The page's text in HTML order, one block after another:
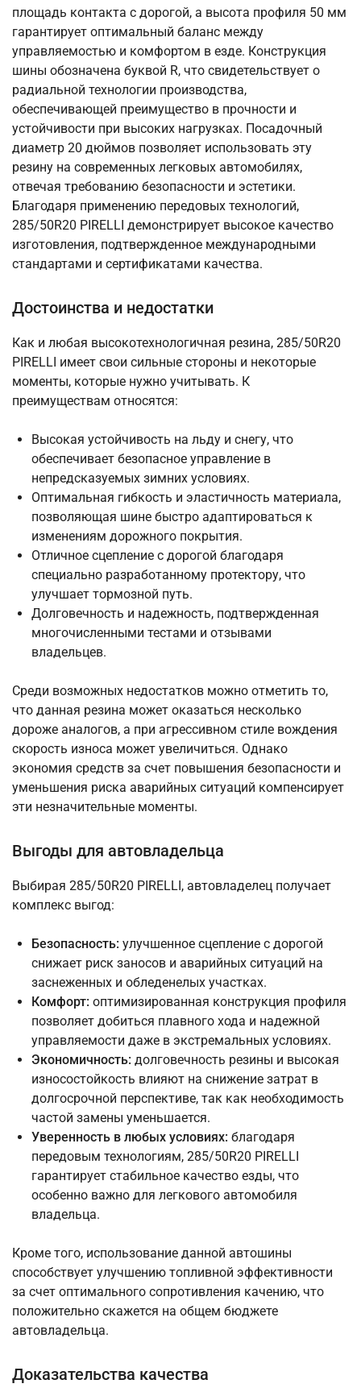
площадь контакта с дорогой, а высота профиля 50 мм
гарантирует оптимальный баланс между
управляемостью и комфортом в езде. Конструкция
шины обозначена буквой R, что свидетельствует о
радиальной технологии производства,
обеспечивающей преимущество в прочности и
устойчивости при высоких нагрузках. Посадочный
диаметр 20 дюймов позволяет использовать эту
резину на современных легковых автомобилях,
отвечая требованию безопасности и эстетики.
Благодаря применению передовых технологий,
285/50R20 PIRELLI демонстрирует высокое качество
изготовления, подтвержденное международными
стандартами и сертификатами качества.
Достоинства и недостатки
Как и любая высокотехнологичная резина, 285/50R20
PIRELLI имеет свои сильные стороны и некоторые
моменты, которые нужно учитывать. К
преимуществам относятся:
Высокая устойчивость на льду и снегу, что
обеспечивает безопасное управление в
непредсказуемых зимних условиях.
Оптимальная гибкость и эластичность материала,
позволяющая шине быстро адаптироваться к
изменениям дорожного покрытия.
Отличное сцепление с дорогой благодаря
специально разработанному протектору, что
улучшает тормозной путь.
Долговечность и надежность, подтвержденная
многочисленными тестами и отзывами
владельцев.
Среди возможных недостатков можно отметить то,
что данная резина может оказаться несколько
дороже аналогов, а при агрессивном стиле вождения
скорость износа может увеличиться. Однако
экономия средств за счет повышения безопасности и
уменьшения риска аварийных ситуаций компенсирует
эти незначительные моменты.
Выгоды для автовладельца
Выбирая 285/50R20 PIRELLI, автовладелец получает
комплекс выгод:
Безопасность: улучшенное сцепление с дорогой
снижает риск заносов и аварийных ситуаций на
заснеженных и обледенелых участках.
Комфорт: оптимизированная конструкция профиля
позволяет добиться плавного хода и надежной
управляемости даже в экстремальных условиях.
Экономичность: долговечность резины и высокая
износостойкость влияют на снижение затрат в
долгосрочной перспективе, так как необходимость
частой замены уменьшается.
Уверенность в любых условиях: благодаря
передовым технологиям, 285/50R20 PIRELLI
гарантирует стабильное качество езды, что
особенно важно для легкового автомобиля
владельца.
Кроме того, использование данной автошины
способствует улучшению топливной эффективности
за счет оптимального сопротивления качению, что
положительно скажется на общем бюджете
автовладельца.
Доказательства качества